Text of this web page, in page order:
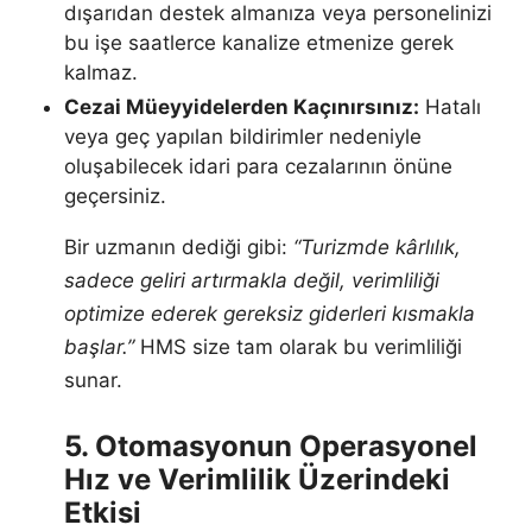
dışarıdan destek almanıza veya personelinizi
bu işe saatlerce kanalize etmenize gerek
kalmaz.
Cezai Müeyyidelerden Kaçınırsınız: Hatalı
veya geç yapılan bildirimler nedeniyle
oluşabilecek idari para cezalarının önüne
geçersiniz.
Bir uzmanın dediği gibi: “Turizmde kârlılık,
sadece geliri artırmakla değil, verimliliği
optimize ederek gereksiz giderleri kısmakla
başlar.”HMS size tam olarak bu verimliliği
sunar.
5. Otomasyonun Operasyonel
Hız ve Verimlilik Üzerindeki
Etkisi